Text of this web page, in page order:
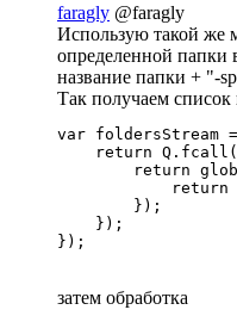
faragly @faragly
Использую такой же
определенной папки
название папки + "-
Так получаем список
var foldersStream
return
return
return
        });
    });
});
затем обработка